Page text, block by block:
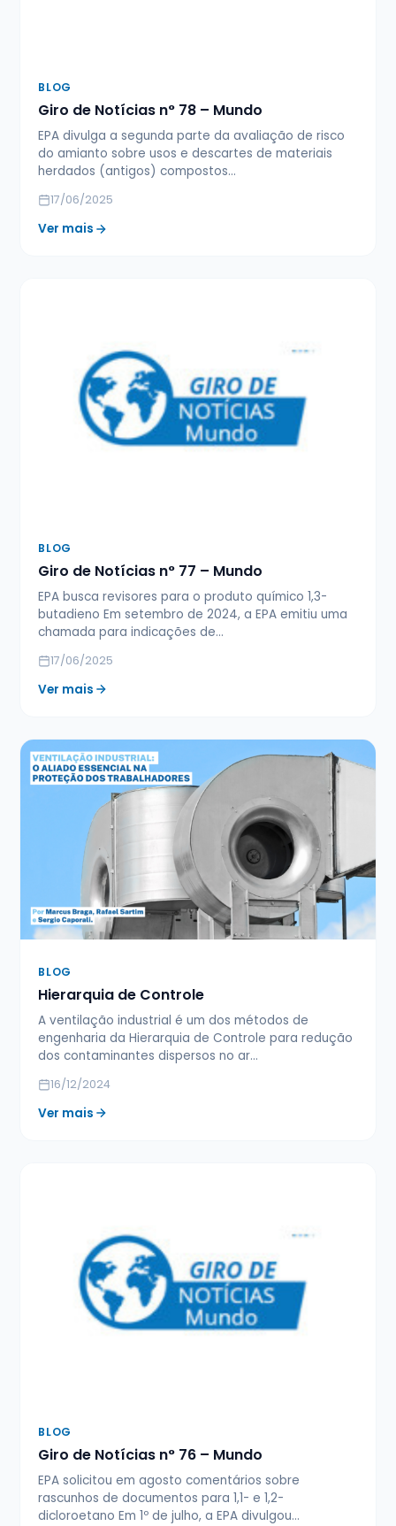
BLOG
Giro de Notícias n° 78 – Mundo
EPA divulga a segunda parte da avaliação de risco
do amianto sobre usos e descartes de materiais
herdados (antigos) compostos…
17/06/2025
Ver mais
BLOG
Giro de Notícias n° 77 – Mundo
EPA busca revisores para o produto químico 1,3-
butadieno Em setembro de 2024, a EPA emitiu uma
chamada para indicações de…
17/06/2025
Ver mais
BLOG
Hierarquia de Controle
A ventilação industrial é um dos métodos de
engenharia da Hierarquia de Controle para redução
dos contaminantes dispersos no ar…
16/12/2024
Ver mais
BLOG
Giro de Notícias n° 76 – Mundo
EPA solicitou em agosto comentários sobre
rascunhos de documentos para 1,1- e 1,2-
dicloroetano Em 1º de julho, a EPA divulgou…